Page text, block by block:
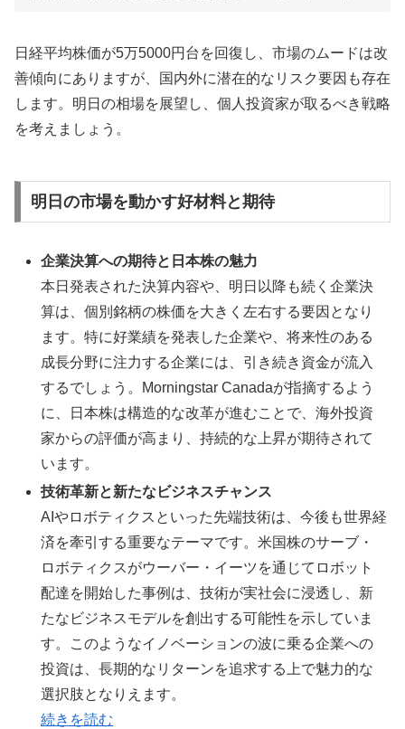
日経平均株価が5万5000円台を回復し、市場のムードは改
善傾向にありますが、国内外に潜在的なリスク要因も存在
します。明日の相場を展望し、個人投資家が取るべき戦略
を考えましょう。
明日の市場を動かす好材料と期待
企業決算への期待と日本株の魅力
本日発表された決算内容や、明日以降も続く企業決
算は、個別銘柄の株価を大きく左右する要因となり
ます。特に好業績を発表した企業や、将来性のある
成長分野に注力する企業には、引き続き資金が流入
するでしょう。Morningstar Canadaが指摘するよう
に、日本株は構造的な改革が進むことで、海外投資
家からの評価が高まり、持続的な上昇が期待されて
います。
技術革新と新たなビジネスチャンス
AIやロボティクスといった先端技術は、今後も世界経
済を牽引する重要なテーマです。米国株のサーブ・
ロボティクスがウーバー・イーツを通じてロボット
配達を開始した事例は、技術が実社会に浸透し、新
たなビジネスモデルを創出する可能性を示していま
す。このようなイノベーションの波に乗る企業への
投資は、長期的なリターンを追求する上で魅力的な
選択肢となりえます。
続きを読む